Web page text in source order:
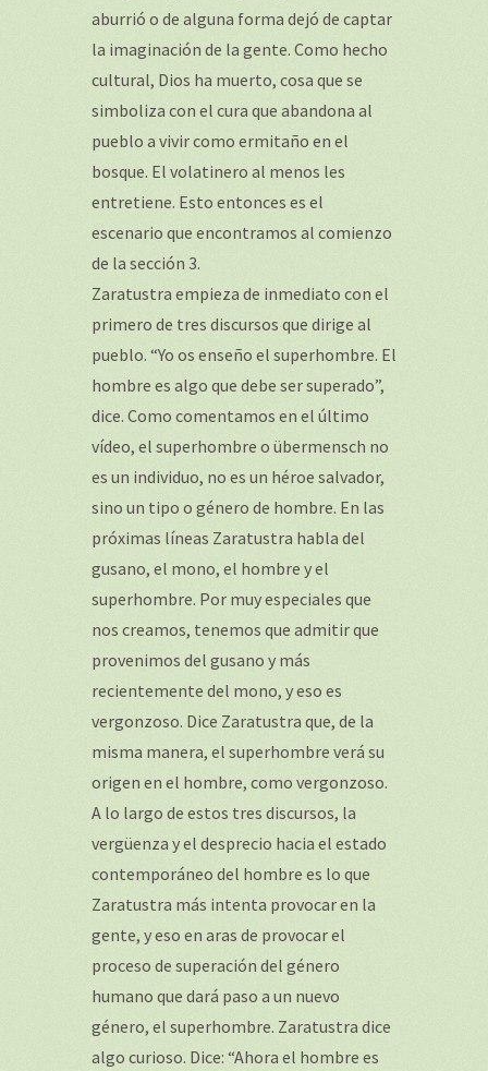
aburrió o de alguna forma dejó de captar
la imaginación de la gente. Como hecho
cultural, Dios ha muerto, cosa que se
simboliza con el cura que abandona al
pueblo a vivir como ermitaño en el
bosque. El volatinero al menos les
entretiene. Esto entonces es el
escenario que encontramos al comienzo
de la sección 3.
Zaratustra empieza de inmediato con el
primero de tres discursos que dirige al
pueblo. “Yo os enseño el superhombre. El
hombre es algo que debe ser superado”,
dice. Como comentamos en el último
vídeo, el superhombre o übermensch no
es un individuo, no es un héroe salvador,
sino un tipo o género de hombre. En las
próximas líneas Zaratustra habla del
gusano, el mono, el hombre y el
superhombre. Por muy especiales que
nos creamos, tenemos que admitir que
provenimos del gusano y más
recientemente del mono, y eso es
vergonzoso. Dice Zaratustra que, de la
misma manera, el superhombre verá su
origen en el hombre, como vergonzoso.
A lo largo de estos tres discursos, la
vergüenza y el desprecio hacia el estado
contemporáneo del hombre es lo que
Zaratustra más intenta provocar en la
gente, y eso en aras de provocar el
proceso de superación del género
humano que dará paso a un nuevo
género, el superhombre. Zaratustra dice
algo curioso. Dice: “Ahora el hombre es